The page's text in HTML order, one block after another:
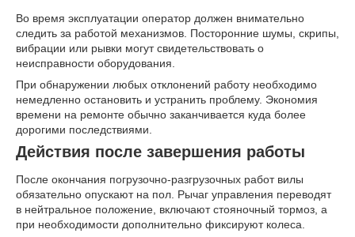
Во время эксплуатации оператор должен внимательно
следить за работой механизмов. Посторонние шумы, скрипы,
вибрации или рывки могут свидетельствовать о
неисправности оборудования.
При обнаружении любых отклонений работу необходимо
немедленно остановить и устранить проблему. Экономия
времени на ремонте обычно заканчивается куда более
дорогими последствиями.
Действия после завершения работы
После окончания погрузочно-разгрузочных работ вилы
обязательно опускают на пол. Рычаг управления переводят
в нейтральное положение, включают стояночный тормоз, а
при необходимости дополнительно фиксируют колеса.